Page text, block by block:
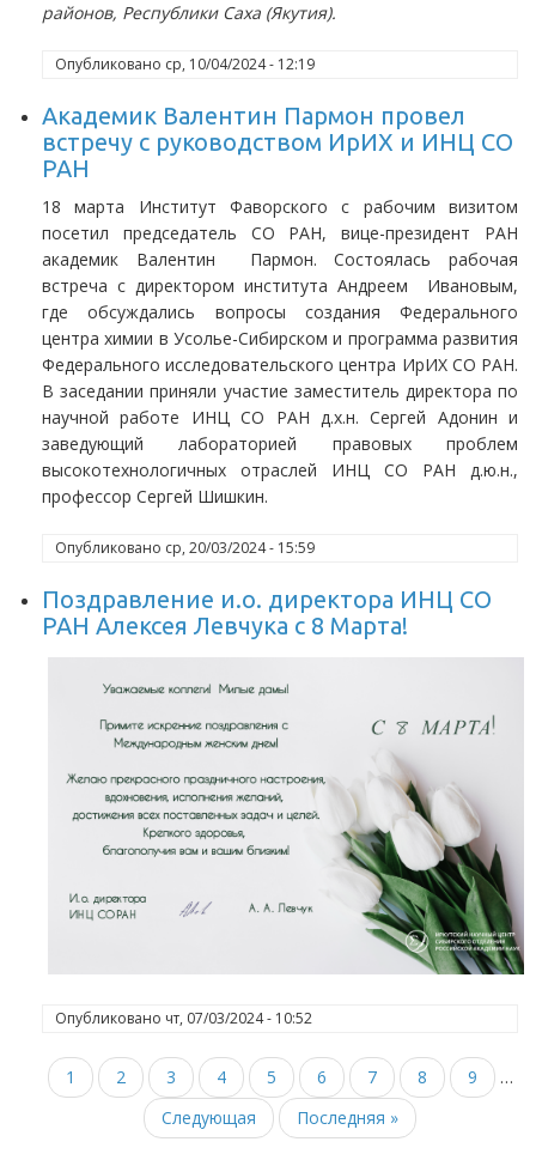
районов, Республики Саха (Якутия).
Опубликовано ср, 10/04/2024 - 12:19
Академик Валентин Пармон провел
встречу с руководством ИрИХ и ИНЦ СО
РАН
18 марта Институт Фаворского с рабочим визитом
посетил председатель СО РАН, вице-президент РАН
академик Валентин Пармон. Состоялась рабочая
встреча с директором института Андреем Ивановым,
где обсуждались вопросы создания Федерального
центра химии в Усолье-Сибирском и программа развития
Федерального исследовательского центра ИрИХ СО РАН.
В заседании приняли участие заместитель директора по
научной работе ИНЦ СО РАН д.х.н. Сергей Адонин и
заведующий лабораторией правовых проблем
высокотехнологичных отраслей ИНЦ СО РАН д.ю.н.,
профессор Сергей Шишкин.
Опубликовано ср, 20/03/2024 - 15:59
Поздравление и.о. директора ИНЦ СО
РАН Алексея Левчука с 8 Марта!
Опубликовано чт, 07/03/2024 - 10:52
Нумерация
страниц
Текущая
страница
1 Page
2 Page
3 Page
4 Page
5 Page
6 Page
7 Page
8 Page
9
…
Следующая
страница
Следующая
Последняя
страница
Последняя »